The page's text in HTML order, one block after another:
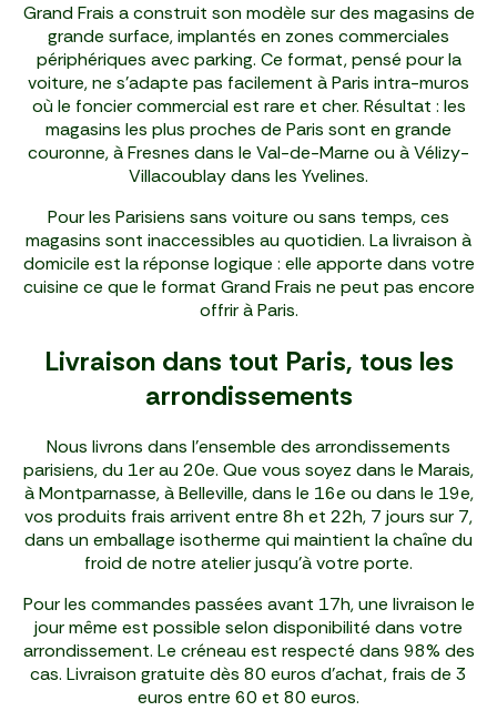
Grand Frais a construit son modèle sur des magasins de
grande surface, implantés en zones commerciales
périphériques avec parking. Ce format, pensé pour la
voiture, ne s'adapte pas facilement à Paris intra-muros
où le foncier commercial est rare et cher. Résultat : les
magasins les plus proches de Paris sont en grande
couronne, à Fresnes dans le Val-de-Marne ou à Vélizy-
Villacoublay dans les Yvelines.
Pour les Parisiens sans voiture ou sans temps, ces
magasins sont inaccessibles au quotidien. La livraison à
domicile est la réponse logique : elle apporte dans votre
cuisine ce que le format Grand Frais ne peut pas encore
offrir à Paris.
Livraison dans tout Paris, tous les
arrondissements
Nous livrons dans l'ensemble des arrondissements
parisiens, du 1er au 20e. Que vous soyez dans le Marais,
à Montparnasse, à Belleville, dans le 16e ou dans le 19e,
vos produits frais arrivent entre 8h et 22h, 7 jours sur 7,
dans un emballage isotherme qui maintient la chaîne du
froid de notre atelier jusqu'à votre porte.
Pour les commandes passées avant 17h, une livraison le
jour même est possible selon disponibilité dans votre
arrondissement. Le créneau est respecté dans 98% des
cas. Livraison gratuite dès 80 euros d'achat, frais de 3
euros entre 60 et 80 euros.